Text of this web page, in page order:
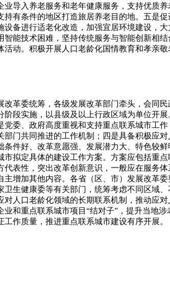
业导入养老服务和老年健康服务，支持优质
有条件的地区打造旅居养老目的地。五是
备进行适老化改造，加强宜居环境建设，
能技术困难，坚持传统服务与智能创新相
动。积极开展人口老龄化国情教育和孝亲
革委统筹，各级发展改革部门牵头，会同民
阶段实施，以县级及以上行政区域为单位
委、政府高度重视和支持重点联系城市工
门共同推进的工作机制；四是具备积极应
条件好、改革意愿强、发展潜力大、特色较
市拟定具体的建设工作方案。方案应包括
表性，突出改革创新意识，一般应在服务
增加其他内容。各省（区、市）发展改革
生健康委等有关部门，统筹考虑不同区域
对人口老龄化领域的长期联系机制，推动应
和重点联系城市项目“结对子”，提升当地
作质量，推进重点联系城市建设有序开展。